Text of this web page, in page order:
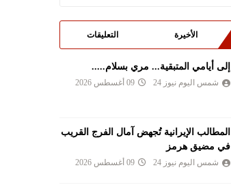
الأخيرة التعليقات
إلى أيامي المتبقية... مري بسلام.....
شمس اليوم نيوز 24 09 أغسطس 2026
المطالب الإيرانية تُجهض آمال الفرج القريب
في مضيق هرمز
شمس اليوم نيوز 24 09 أغسطس 2026